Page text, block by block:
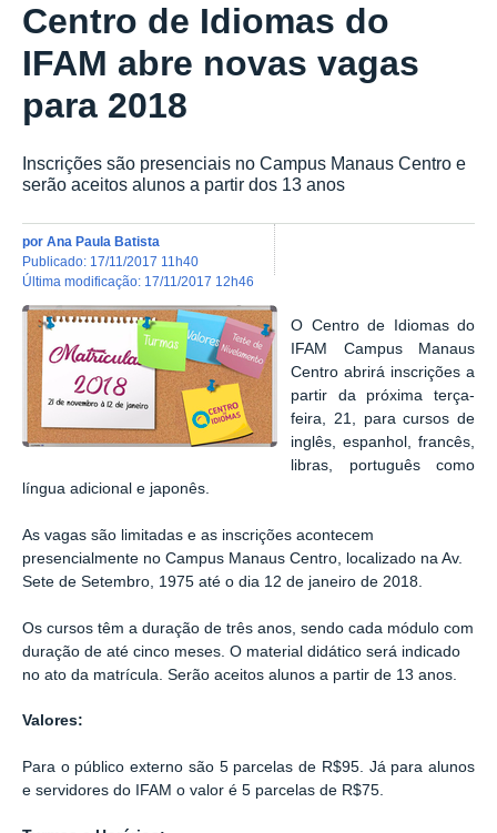
Centro de Idiomas do
IFAM abre novas vagas
para 2018
Inscrições são presenciais no Campus Manaus Centro e
serão aceitos alunos a partir dos 13 anos
por Ana Paula Batista
publicado: 17/11/2017 11h40
última modificação: 17/11/2017 12h46
O Centro de Idiomas do
IFAM Campus Manaus
Centro abrirá inscrições a
partir da próxima terça-
feira, 21, para cursos de
inglês, espanhol, francês,
libras, português como
língua adicional e japonês.
As vagas são limitadas e as inscrições acontecem
presencialmente no Campus Manaus Centro, localizado na Av.
Sete de Setembro, 1975 até o dia 12 de janeiro de 2018.
Os cursos têm a duração de três anos, sendo cada módulo com
duração de até cinco meses. O material didático será indicado
no ato da matrícula. Serão aceitos alunos a partir de 13 anos.
Valores:
Para o público externo são 5 parcelas de R$95. Já para alunos
e servidores do IFAM o valor é 5 parcelas de R$75.